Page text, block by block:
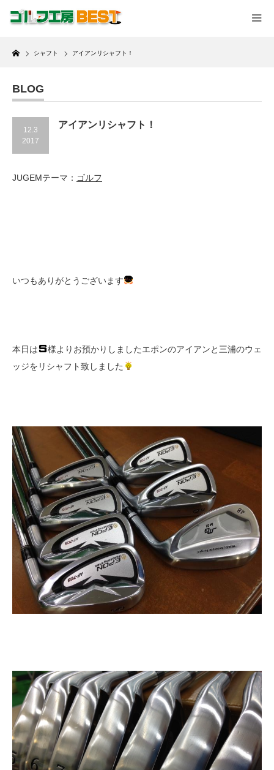
Home
シャフト アイアンリシャフト！
BLOG
12.3
2017
アイアンリシャフト！
JUGEMテーマ： ゴルフ
いつもありがとうございます
本日は
様よりお預かりしましたエポンのアイアンと三浦のウェ
ッジをリシャフト致しました